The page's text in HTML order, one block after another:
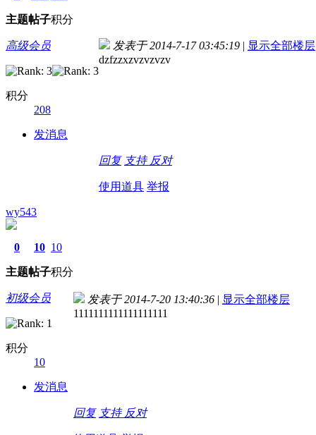
主题帖子积分
高级会员
积分
208
发消息
发表于 2014-7-17 03:45:19 | 显示全部楼层
dzfzzxzvzvzvzv
回复 支持 反对
使用道具 举报
wy543
0
主题
10
帖子
10
积分
初级会员
积分
10
发消息
发表于 2014-7-20 13:40:36 | 显示全部楼层
1111111111111111111
回复 支持 反对